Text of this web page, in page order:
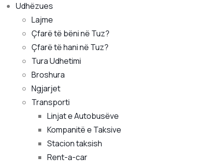
Udhëzues
Lajme
Çfarë të bëni në Tuz?
Çfarë të hani në Tuz?
Tura Udhetimi
Broshura
Ngjarjet
Transporti
Linjat e Autobusëve
Kompanitë e Taksive
Stacion taksish
Rent-a-car